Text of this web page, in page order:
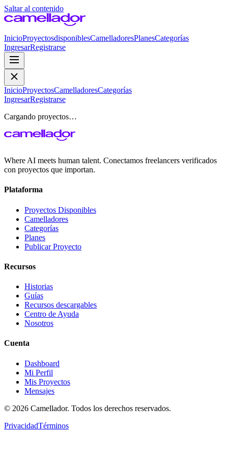
Saltar al contenido
InicioProyectosdisponiblesCamelladoresPlanesCategorías
IngresarRegistrarse
InicioProyectosCamelladoresCategorías
IngresarRegistrarse
Cargando proyectos…
Where AI meets human talent. Conectamos freelancers verificados
con proyectos que importan.
Plataforma
Proyectos Disponibles
Camelladores
Categorías
Planes
Publicar Proyecto
Recursos
Historias
Guías
Recursos descargables
Centro de Ayuda
Nosotros
Cuenta
Dashboard
Mi Perfil
Mis Proyectos
Mensajes
© 2026 Camellador. Todos los derechos reservados.
PrivacidadTérminos